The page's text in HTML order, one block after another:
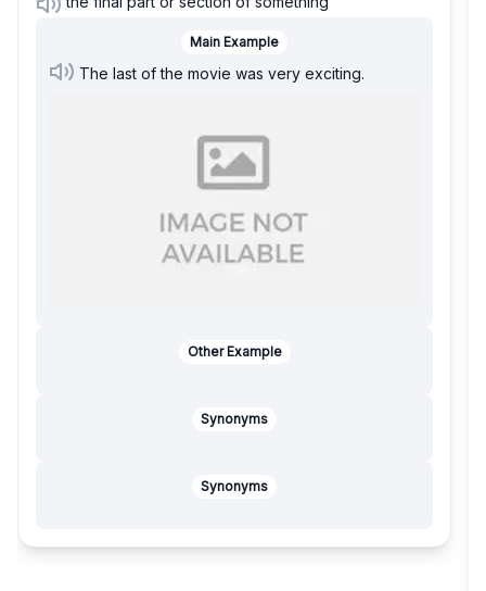
Main Example
The last of the movie was very exciting.
Other Example
Synonyms
Synonyms